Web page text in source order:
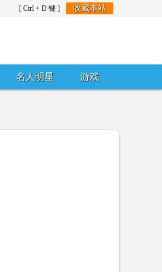
[ Ctrl + D 键 ] 收藏本站
名人明星 游戏